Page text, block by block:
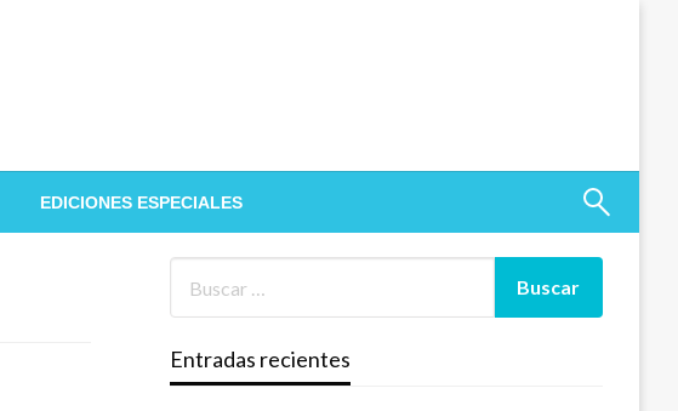
EDICIONES ESPECIALES
Entradas recientes